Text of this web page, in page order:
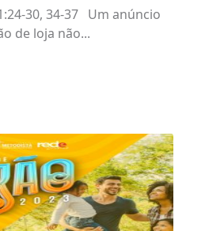
30, 34-37 Um anúncio
de loja não...